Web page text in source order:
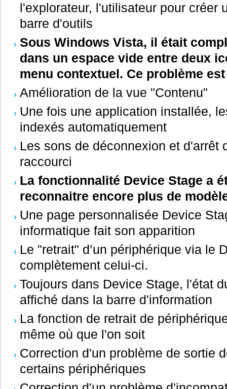
l'explorateur, l'utilisateur pour créer
barre d'outils
Sous Windows Vista, il était
dans un espace vide entre deux
menu contextuel. Ce problème
Amélioration de la vue "Contenu"
Une fois une application installée,
indexés automatiquement
Les sons de déconnexion et d'arrêt
raccourci
La fonctionnalité Device Stage a
reconnaitre encore plus de
Une page personnalisée Device
informatique fait son apparition
Le "retrait" d’un périphérique via le
complètement celui-ci.
Toujours dans Device Stage, l'état
affiché dans la barre d'information
La fonction de retrait de
même où que l'on soit
Correction d'un problème de sortie
certains périphériques